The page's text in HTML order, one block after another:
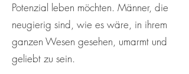
Potenzial leben möchten. Männer, die
neugierig sind, wie es wäre, in ihrem
ganzen Wesen gesehen, umarmt und
geliebt zu sein.